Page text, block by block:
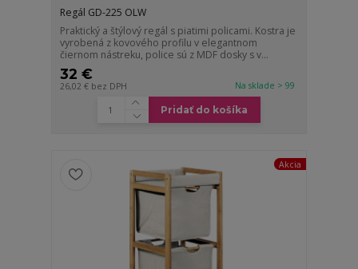
Regál GD-225 OLW
Praktický a štýlový regál s piatimi policami. Kostra je
vyrobená z kovového profilu v elegantnom
čiernom nástreku, police sú z MDF dosky s v...
32 €
26,02 € bez DPH Na sklade > 99
Pridať do košíka
Akcia